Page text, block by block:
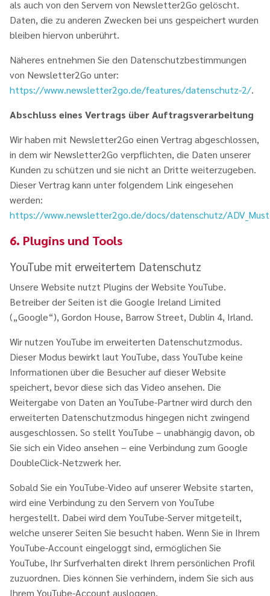
als auch von den Servern von Newsletter2Go gelöscht.
Daten, die zu anderen Zwecken bei uns gespeichert wurden
bleiben hiervon unberührt.
Näheres entnehmen Sie den Datenschutzbestimmungen
von Newsletter2Go unter:
https://www.newsletter2go.de/features/datenschutz-2/.
Abschluss eines Vertrags über Auftragsverarbeitung
Wir haben mit Newsletter2Go einen Vertrag abgeschlossen,
in dem wir Newsletter2Go verpflichten, die Daten unserer
Kunden zu schützen und sie nicht an Dritte weiterzugeben.
Dieser Vertrag kann unter folgendem Link eingesehen
werden:
https://www.newsletter2go.de/docs/datenschutz/
6. Plugins und Tools
YouTube mit erweitertem Datenschutz
Unsere Website nutzt Plugins der Website YouTube.
Betreiber der Seiten ist die Google Ireland Limited
(„Google“), Gordon House, Barrow Street, Dublin 4, Irland.
Wir nutzen YouTube im erweiterten Datenschutzmodus.
Dieser Modus bewirkt laut YouTube, dass YouTube keine
Informationen über die Besucher auf dieser Website
speichert, bevor diese sich das Video ansehen. Die
Weitergabe von Daten an YouTube-Partner wird durch den
erweiterten Datenschutzmodus hingegen nicht zwingend
ausgeschlossen. So stellt YouTube – unabhängig davon, ob
Sie sich ein Video ansehen – eine Verbindung zum Google
DoubleClick-Netzwerk her.
Sobald Sie ein YouTube-Video auf unserer Website starten,
wird eine Verbindung zu den Servern von YouTube
hergestellt. Dabei wird dem YouTube-Server mitgeteilt,
welche unserer Seiten Sie besucht haben. Wenn Sie in Ihrem
YouTube-Account eingeloggt sind, ermöglichen Sie
YouTube, Ihr Surfverhalten direkt Ihrem persönlichen Profil
zuzuordnen. Dies können Sie verhindern, indem Sie sich aus
Ihrem YouTube-Account ausloggen.